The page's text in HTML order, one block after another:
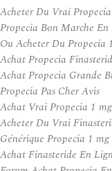
Acheter Du Vrai
Propecia Bon Marche En
Ou Acheter Du Propecia
Achat Propecia
Achat Propecia Grande
Propecia Pas Cher Avis
Achat Vrai Propecia 1
Acheter Du Vrai
Générique Propecia 1
Achat Finasteride En